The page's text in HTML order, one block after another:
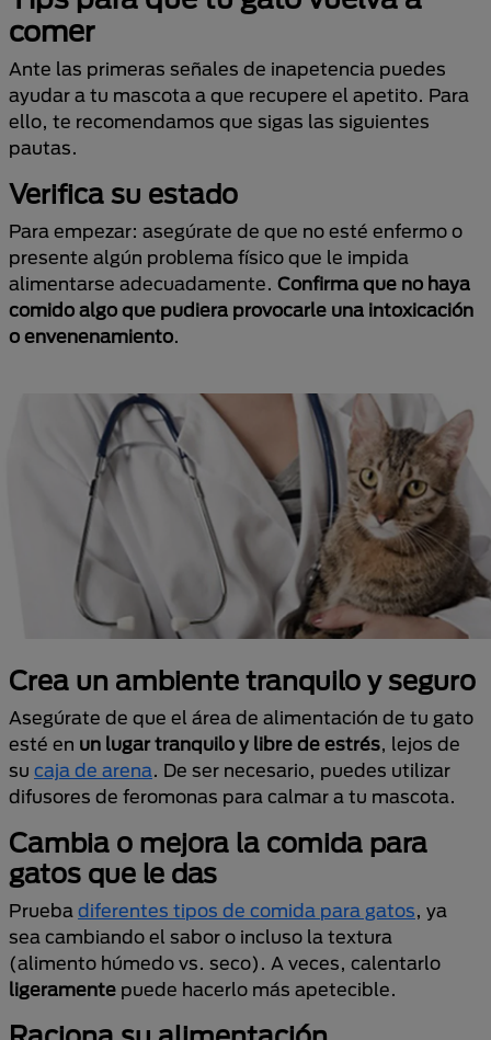
comer
Ante las primeras señales de inapetencia puedes
ayudar a tu mascota a que recupere el apetito. Para
ello, te recomendamos que sigas las siguientes
pautas.
Verifica su estado
Para empezar: asegúrate de que no esté enfermo o
presente algún problema físico que le impida
alimentarse adecuadamente. Confirma que no haya
comido algo que pudiera provocarle una intoxicación
o envenenamiento.
Crea un ambiente tranquilo y seguro
Asegúrate de que el área de alimentación de tu gato
esté en un lugar tranquilo y libre de estrés, lejos de
su caja de arena. De ser necesario, puedes utilizar
difusores de feromonas para calmar a tu mascota.
Cambia o mejora la comida para
gatos que le das
Prueba diferentes tipos de comida para gatos, ya
sea cambiando el sabor o incluso la textura
(alimento húmedo vs. seco). A veces, calentarlo
ligeramente puede hacerlo más apetecible.